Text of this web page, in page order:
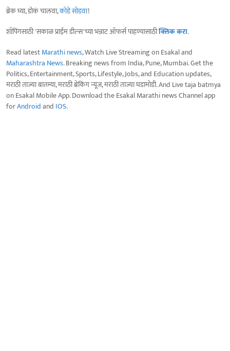
ब्रेक घ्या, डोकं चालवा,कोडे सोडवा!
शॉपिंगसाठी 'सकाळ प्राईम डील्स'च्या भन्नाट ऑफर्स पाहण्यासाठीक्लिक करा.
Read latestMarathi news, Watch Live Streaming on Esakal and
Maharashtra News. Breaking news from India, Pune, Mumbai. Get the
Politics, Entertainment, Sports, Lifestyle, Jobs, and Education updates,
मराठी ताज्या बातम्या, मराठी ब्रेकिंग न्यूज, मराठी ताज्या घडामोडी. And Live taja batmya
on Esakal Mobile App. Download the Esakal Marathi news Channel app
forAndroidand IOS.